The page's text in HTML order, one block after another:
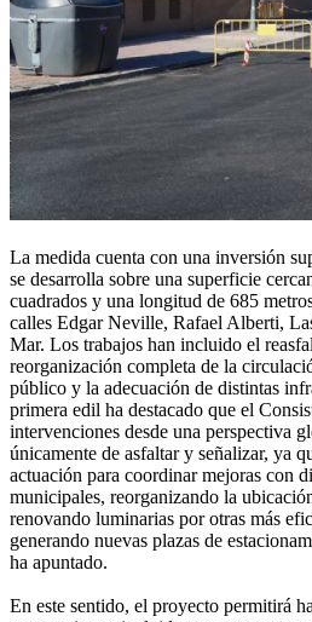
La medida cuenta con una inversión
se desarrolla sobre una superficie
cuadrados y una longitud de 685
calles Edgar Neville, Rafael Alberti,
Mar. Los trabajos han incluido el
reorganización completa de la
público y la adecuación de distintas
primera edil ha destacado que el
intervenciones desde una perspectiva
únicamente de asfaltar y señalizar, ya
actuación para coordinar mejoras con
municipales, reorganizando la
renovando luminarias por otras más
generando nuevas plazas de
ha apuntado.
En este sentido, el proyecto permitirá